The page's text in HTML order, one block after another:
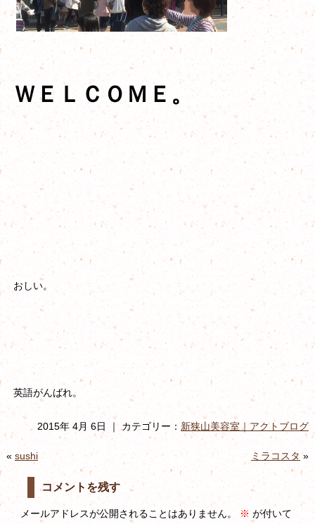
ＷＥＬＣＯＭＥ。
おしい。
英語がんばれ。
2015年 4月 6日 ｜ カテゴリー：新狭山美容室｜アクトブログ
« sushi ミラコスタ »
コメントを残す
メールアドレスが公開されることはありません。 ※ が付いて